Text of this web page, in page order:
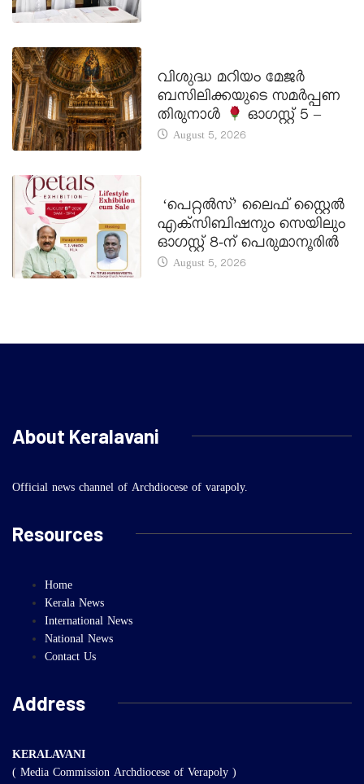
വിശുദ്ധ മറിയം മേജർ
ബസിലിക്കയുടെ സമർപ്പണ
തിരുനാൾ
ഓഗസ്റ്റ് 5 –
August 5, 2026
‘പെറ്റൽസ്’ ലൈഫ് സ്റ്റൈൽ
എക്സിബിഷനും സെയിലും
ഓഗസ്റ്റ് 8-ന് പെരുമാനൂരിൽ
August 5, 2026
About Keralavani
Official news channel of Archdiocese of varapoly.
Resources
Home
Kerala News
International News
National News
Contact Us
Address
KERALAVANI
( Media Commission Archdiocese of Verapoly )